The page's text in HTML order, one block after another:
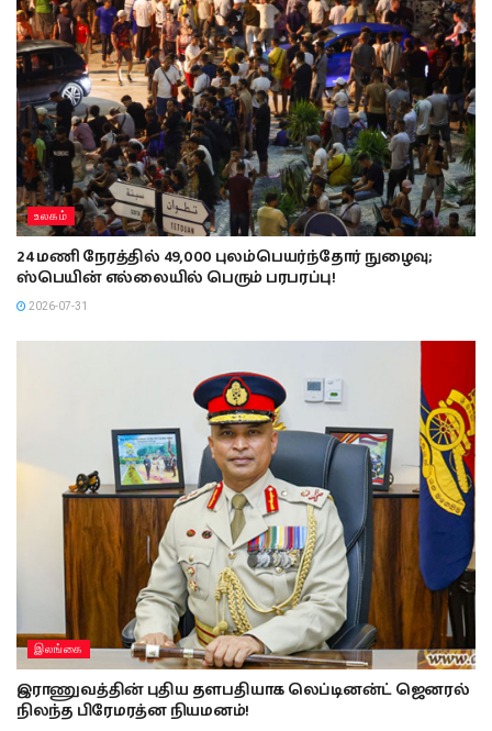
உலகம்
24 மணி நேரத்தில் 49,000 புலம்பெயர்ந்தோர் நுழைவு;
ஸ்பெயின் எல்லையில் பெரும் பரபரப்பு!
2026-07-31
இலங்கை
இராணுவத்தின் புதிய தளபதியாக லெப்டினன்ட் ஜெனரல்
நிலந்த பிரேமரத்ன நியமனம்!